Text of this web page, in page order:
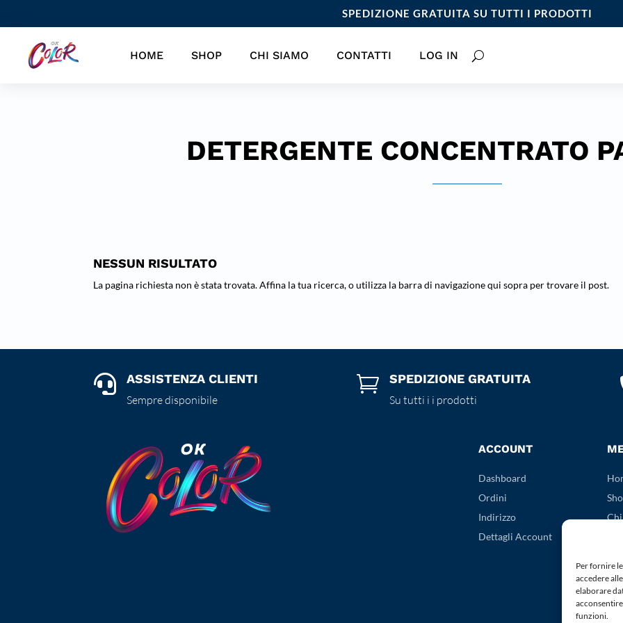
Per fornire
accedere
elaborare
funzioni.
SPEDIZIONE GRATUITA SU TUTTI I PRODOTTI
HOME SHOP CHI SIAMO CONTATTI LOG IN
DETERGENTE CONCENTRATO
NESSUN RISULTATO
La pagina richiesta non è stata trovata. Affina la tua ricerca, o utilizza la barra di navigazione qui sopra per trovare il post.
 ASSISTENZA CLIENTI
Sempre disponibile
 SPEDIZIONE GRATUITA
Su tutti i i prodotti
ACCOUNT
Dashboard
Ordini
Indirizzo
Dettagli Account